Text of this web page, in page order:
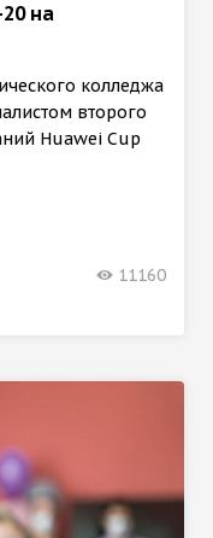
на
колледжа
второго
Huawei Cup
11160